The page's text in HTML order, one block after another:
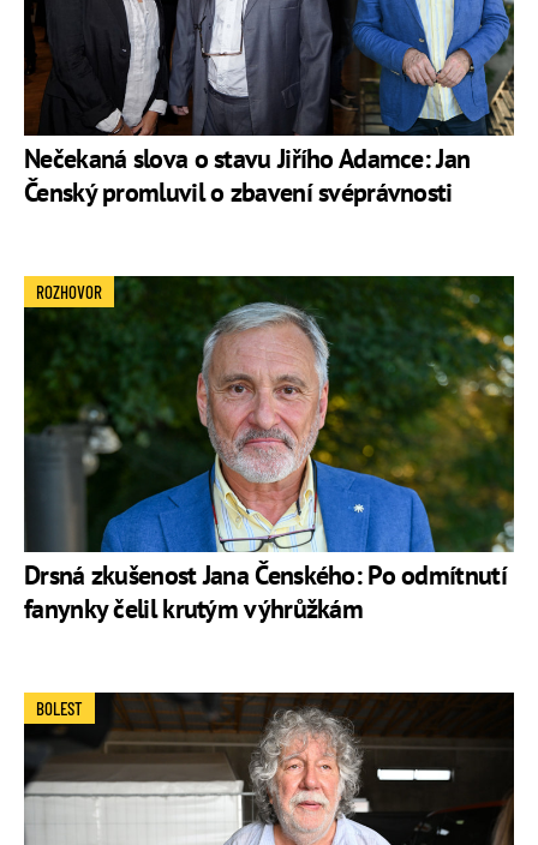
Nečekaná slova o stavu Jiřího Adamce: Jan
Čenský promluvil o zbavení svéprávnosti
Drsná zkušenost Jana Čenského: Po odmítnutí
fanynky čelil krutým výhrůžkám
ROZHOVOR
BOLEST